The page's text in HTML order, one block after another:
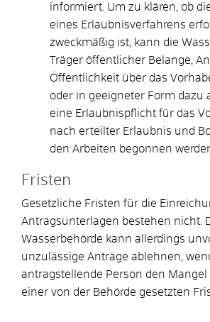
informiert. Um zu klären, ob
eines Erlaubnisverfahrens
zweckmäßig ist, kann die
Träger öffentlicher Belange,
Öffentlichkeit über das
oder in geeigneter Form dazu
eine Erlaubnispflicht für das
nach erteilter Erlaubnis und
den Arbeiten begonnen
Fristen
Gesetzliche Fristen für die
Antragsunterlagen bestehen nicht.
Wasserbehörde kann allerdings
unzulässige Anträge ablehnen,
antragstellende Person den
einer von der Behörde gesetzten